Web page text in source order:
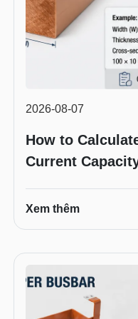
2026-08-07
How to
Current
Xem thêm